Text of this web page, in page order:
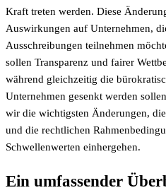
Kraft treten werden. Diese
Auswirkungen auf Unternehmen,
Ausschreibungen teilnehmen
sollen Transparenz und fairer
während gleichzeitig die
Unternehmen gesenkt werden
wir die wichtigsten Änderungen,
und die rechtlichen
Schwellenwerten einhergehen.
Ein umfassender